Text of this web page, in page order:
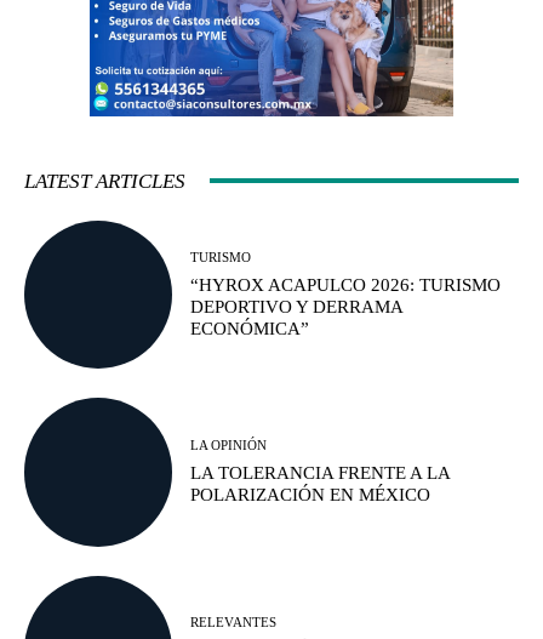
LATEST ARTICLES
TURISMO
“HYROX ACAPULCO 2026: TURISMO
DEPORTIVO Y DERRAMA
ECONÓMICA”
LA OPINIÓN
LA TOLERANCIA FRENTE A LA
POLARIZACIÓN EN MÉXICO
RELEVANTES